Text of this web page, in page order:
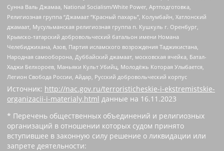
Сунна Валь Джамаа, National Socialism/White Power, Артподготовка,
Религиозная группа “Джамаат “Красный пахарь”, Колумбайн, Хатлонский
джамаат, Мусульманская религиозная группа п. Кушкуль г. Оренбург,
Крымско-татарский добровольческий батальон имени Номана
Челебиджихана, Азов, Партия исламского возрождения Таджикистана,
Народная самооборона, Дуббайский джамаат, московская ячейка, Батал-
Хаджи Белхороев, Маньяки Культ Убийц, Молодёжь Которая Улыбается,
Легион Свобода России, Айдар, Русский добровольческий корпус
Источник: http://nac.gov.ru/terroristicheskie-i-ekstremistskie-
organizacii-i-materialy.html данные на 16.11.2023
* Перечень общественных объединений и религиозных
организаций в отношении которых судом принято
вступившее в законную силу решение о ликвидации или
запрете деятельности: